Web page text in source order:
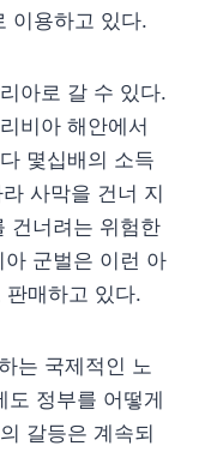
이용하고 있다.
아로 갈 수 있다.
비아 해안에서
몇십배의 소득
사막을 건너 지
건너려는 위험한
군벌은 이런 아
판매하고 있다.
는 국제적인 노
도 정부를 어떻게
갈등은 계속되